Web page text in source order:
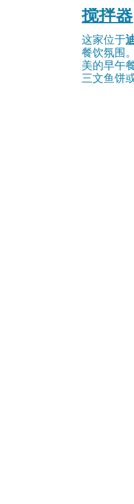
搅拌器
这家位于
餐饮氛围
美的早午
三文鱼饼